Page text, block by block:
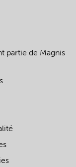
partie de Magnis